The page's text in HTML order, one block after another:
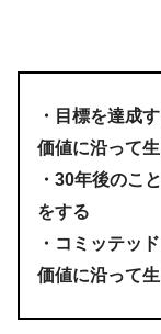
・目標を達成
価値に沿って
・30年後のこ
をする
・コミッテッ
価値に沿って